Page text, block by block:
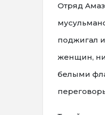
Отряд
поджигал
женщин, ни
белыми